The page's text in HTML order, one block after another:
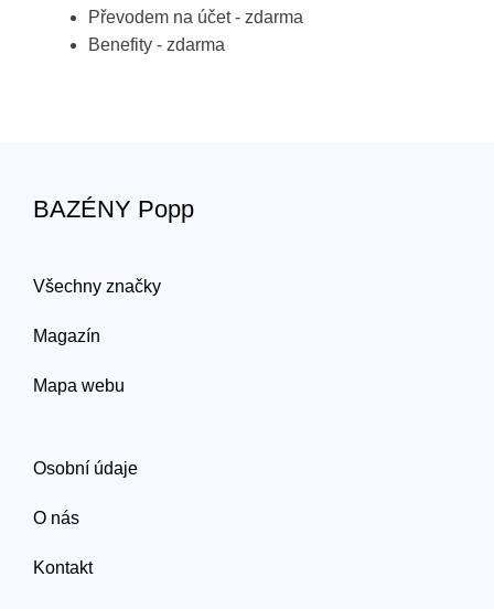
Převodem na účet - zdarma
Benefity - zdarma
BAZÉNY Popp
Všechny značky
Magazín
Mapa webu
Osobní údaje
O nás
Kontakt